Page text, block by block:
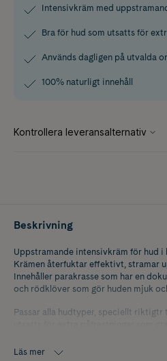
Intensivkräm med
Bra för hud som utsatts för
Används dagligen på utvalda
100% naturligt innehåll
Beskrivning
Uppstramande intensivkräm för hud
Krämen återfuktar effektivt, stramar
Innehåller parakrasse som har en
och rödklöver som gör huden mjuk
Passar alla hudtyper, speciellt riktigtr
100% naturligt och 79% ekologiskt
Läs mer